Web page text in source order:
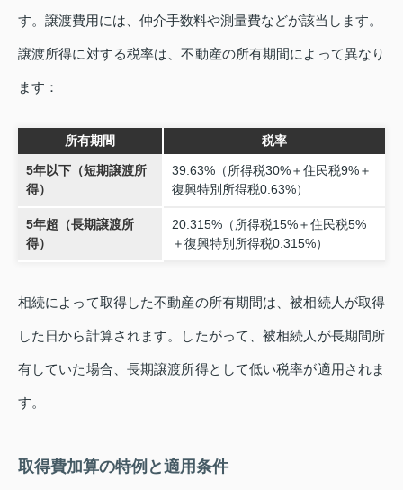
す。譲渡費用には、仲介手数料や測量費などが該当します。
譲渡所得に対する税率は、不動産の所有期間によって異なり
ます：
所有期間 税率
5年以下（短期譲渡所
得）
39.63%（所得税30%＋住民税9%＋
復興特別所得税0.63%）
5年超（長期譲渡所
得）
20.315%（所得税15%＋住民税5%
＋復興特別所得税0.315%）
相続によって取得した不動産の所有期間は、被相続人が取得
した日から計算されます。したがって、被相続人が長期間所
有していた場合、長期譲渡所得として低い税率が適用されま
す。
取得費加算の特例と適用条件